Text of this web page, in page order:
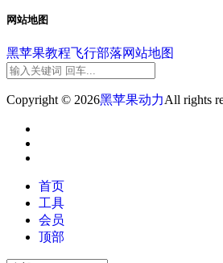
网站地图
黑苹果教程飞行部落网站地图
Copyright © 2026黑苹果动力All rights
首页
工具
会员
顶部